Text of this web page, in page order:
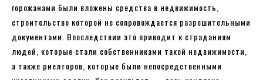
горожанами были вложены средства в недвижимость,
строительство которой не сопровождается разрешительными
документами. Впоследствии это приводит к страданиям
людей, которые стали собственниками такой недвижимости,
а также риелторов, которые были непосредственными